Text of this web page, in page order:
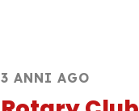
3 ANNI AGO